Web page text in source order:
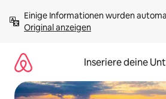
Inhalten
springenOriginal anzeigen
Inseriere deine